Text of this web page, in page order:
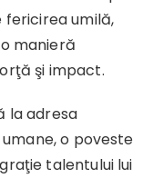
fericirea umilă,
manieră
şi impact.
la adresa
o poveste
talentului lui